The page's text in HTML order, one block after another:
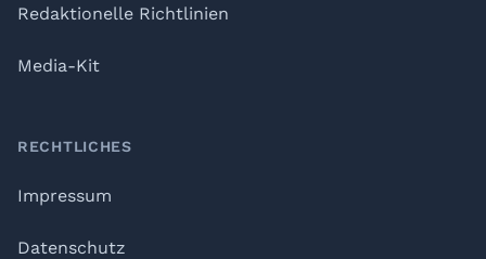
Redaktionelle Richtlinien
Media-Kit
RECHTLICHES
Impressum
Datenschutz